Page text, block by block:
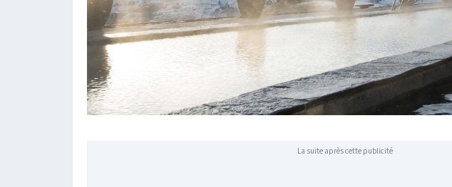
La suite après cette publicité